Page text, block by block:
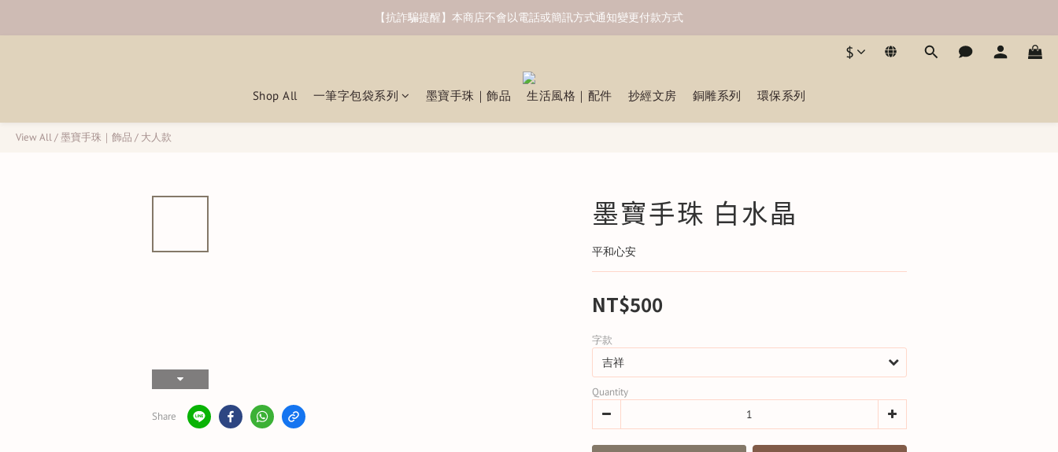
【抗詐騙提醒】本商店不會以電話或簡訊方式通知變更付款方式
$
Shop All 一筆字包袋系列 墨寶手珠｜飾品 生活風格｜配件 抄經文房 銅雕系列 環保系列
View All/墨寶手珠｜飾品 / 大人款
Share
墨寶手珠 白水晶
平和心安
NT$500
字款
Quantity